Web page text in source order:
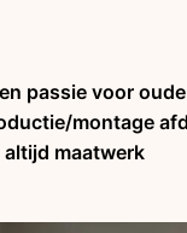
passie voor
montage
maatwerk